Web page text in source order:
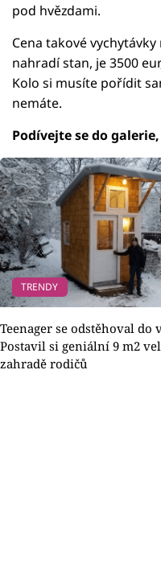
pod hvězdami.
Cena takové
nahradí stan, je 3500
Kolo si musíte pořídit
nemáte.
Podívejte se do
TRENDY
Teenager se odstěhoval do
Postavil si geniální 9 m2
zahradě rodičů